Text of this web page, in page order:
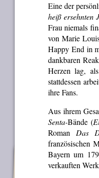
Eine der
heiß ersehnten
Frau niemals
von Marie
Happy End in
dankbaren
Herzen lag,
stattdessen
ihre Fans.
Aus ihrem
Senta-Bände (
Roman Das
französischen
Bayern um
verkauften